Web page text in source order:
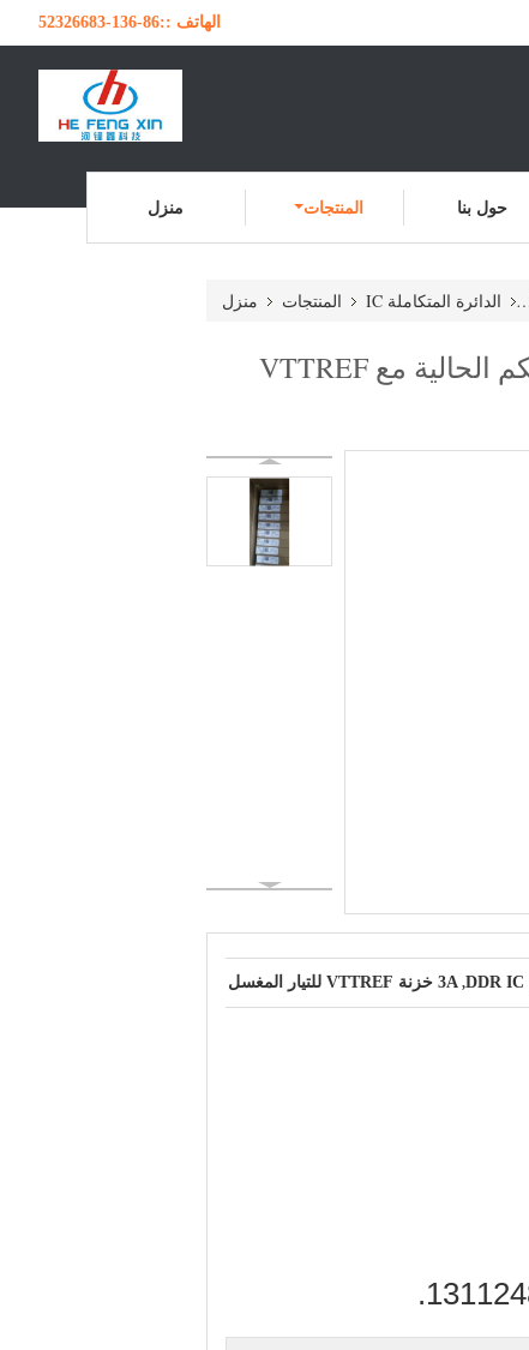
الهاتف ::86-136-52326683
منزل المنتجات حول بنا
منزل المنتجات الدائرة المتكاملة IC
TPS51200DRCR TPS51200 يحتوي على 3A غوص / سحب DDR محطة التحكم الحالية مع VTTREF
, 3A خزنة VTTREF للتيار المغسل